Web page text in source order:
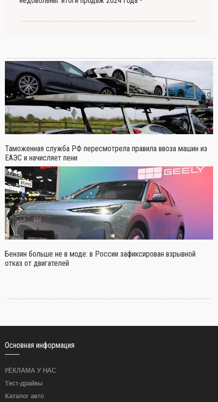
Таможенная служба РФ пересмотрела правила ввоза машин из
ЕАЭС и начисляет пени
Бензин больше не в моде: в России зафиксирован взрывной
отказ от двигателей
Основная информация
РЕКЛАМА У НАС
Тест-драйвы
Каталог авто